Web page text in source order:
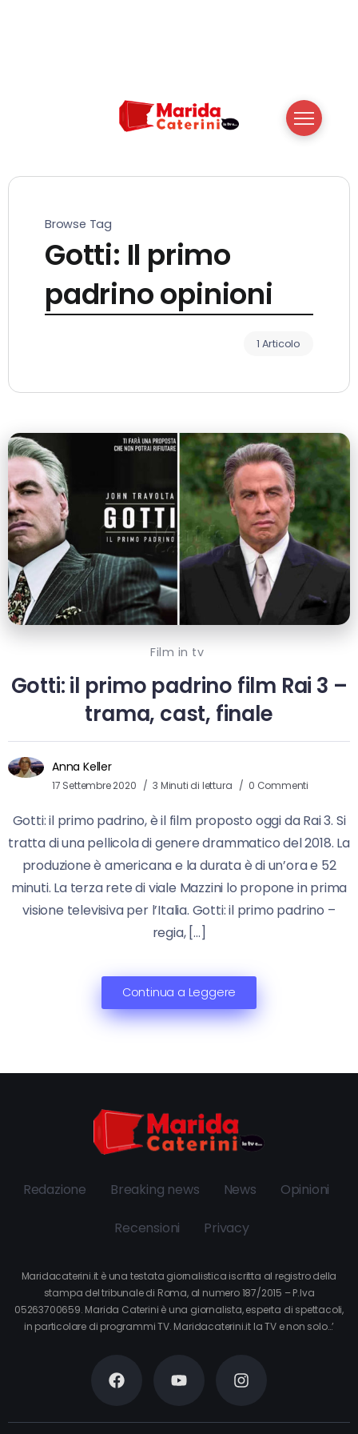
Browse Tag
Gotti: Il primo
padrino opinioni
1 Articolo
Film in tv
Gotti: il primo padrino film Rai 3 –
trama, cast, finale
Anna Keller
17 Settembre 2020 3 Minuti di lettura 0 Commenti
Gotti: il primo padrino, è il film proposto oggi da Rai 3. Si
tratta di una pellicola di genere drammatico del 2018. La
produzione è americana e la durata è di un’ora e 52
minuti. La terza rete di viale Mazzini lo propone in prima
visione televisiva per l’Italia. Gotti: il primo padrino –
regia, […]
Continua a Leggere
Redazione Breaking news News Opinioni
Recensioni Privacy
Maridacaterini.it è una testata giornalistica iscritta al registro della
stampa del tribunale di Roma, al numero 187/2015 – P.Iva
05263700659. Marida Caterini è una giornalista, esperta di spettacoli,
in particolare di programmi TV. Maridacaterini.it la TV e non solo…’